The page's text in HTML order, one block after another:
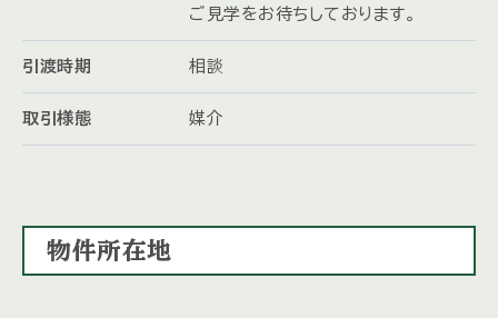
ご見学をお待ちしております。
引渡時期 相談
取引様態 媒介
物件所在地